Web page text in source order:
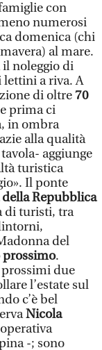
con
numerosi
domenica (chi
al mare.
il noleggio di
a riva. A
di oltre70
prima ci
in ombra
alla qualità
aggiunge
turistica
Il ponte
della Repubblica
di turisti, tra
del
prossimo.
due
l’estate sul
c’è bel
Nicola
-; sono